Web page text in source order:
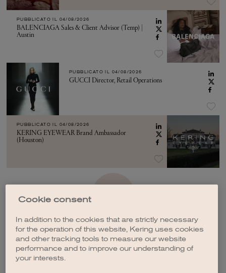
PUBBLICATO IL 04/08/2026
BALENCIAGA Sales & Client Advisor (Temp) |
Austin
PUBBLICATO IL 04/08/2026
GUCCI Director, Retail Operations
PUBBLICATO IL 04/08/2026
KERING EYEWEAR Brand Ambassador
(Houston)
Cookie consent
In addition to the cookies that are strictly necessary
for the operation of this website, Kering uses cookies
and other tracking tools to measure our website
performance and to improve our understanding of
your interests.